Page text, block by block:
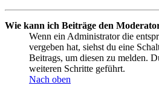
Wie kann ich Beiträge den
Wenn ein Administrator die
vergeben hat, siehst du eine
Beitrags, um diesen zu melden.
weiteren Schritte geführt.
Nach oben